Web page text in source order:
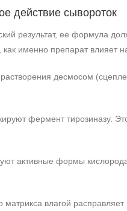
действие сывороток
результат, ее формула
именно препарат влияет
десмосом
фермент тирозиназу.
активные формы
влагой